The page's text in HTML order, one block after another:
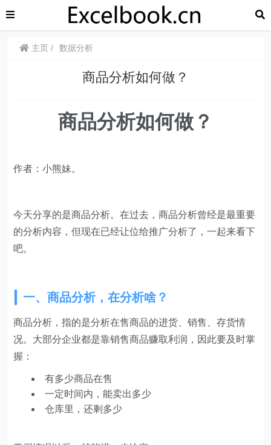
主页 数据分析
​​商品分析如何做？
​​商品分析如何做？
作者：小熊妹。
今天分享的是商品分析。在过去，商品分析曾经是最重要
的分析内容，但现在已经让位给推广分析了，一起来看下
吧。
一、商品分析，在分析啥？
商品分析，指的是分析在售商品的进货、销售、存货情
况。大部分企业都是靠销售商品赚取利润，因此要及时掌
握：
有多少商品在售
一定时间内，能卖出多少
仓库里，还剩多少